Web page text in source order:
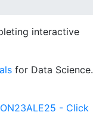
interactive
for Data Science.
- Click